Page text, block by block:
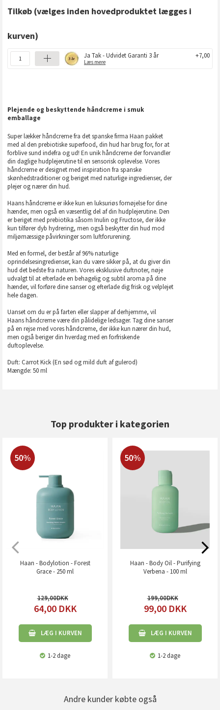
Tilkøb (vælges inden hovedproduktet lægges i
kurven)
Ja Tak - Udvidet Garanti 3 år
Læs mere
+7,00
Plejende og beskyttende håndcreme i smuk
emballage
Super lækker håndcreme fra det spanske firma Haan pakket
med al den prebiotiske superfood, din hud har brug for, for at
forblive sund indefra og ud! En unik håndcreme der forvandler
din daglige hudplejerutine til en sensorisk oplevelse. Vores
håndcreme er designet med inspiration fra spanske
skønhedstraditioner og beriget med naturlige ingredienser, der
plejer og nærer din hud.
Haans håndcreme er ikke kun en luksuriøs fornøjelse for dine
hænder, men også en væsentlig del af din hudplejerutine. Den
er beriget med prebiotika såsom Inulin og Fructose, der ikke
kun tilfører dyb hydrering, men også beskytter din hud mod
miljømæssige påvirkninger som luftforurening.
Med en formel, der består af 96% naturlige
oprindelsesingredienser, kan du være sikker på, at du giver din
hud det bedste fra naturen. Vores eksklusive duftnoter, nøje
udvalgt til at efterlade en behagelig og subtil aroma på dine
hænder, vil forføre dine sanser og efterlade dig frisk og velplejet
hele dagen.
Uanset om du er på farten eller slapper af derhjemme, vil
Haans håndcreme være din pålidelige ledsager. Tag dine sanser
på en rejse med vores håndcreme, der ikke kun nærer din hud,
men også beriger din hverdag med en forfriskende
duftoplevelse.
Duft: Carrot Kick (En sød og mild duft af gulerod)
Mængde: 50 ml
Top produkter i kategorien
50%
Haan - Bodylotion - Forest
Grace - 250 ml
129,00
64,00 DKK
LÆG I KURVEN
1-2 dage
50%
Haan - Body Oil - Purifying
Verbena - 100 ml
199,00
99,00 DKK
LÆG I KURVEN
1-2 dage
Andre kunder købte også